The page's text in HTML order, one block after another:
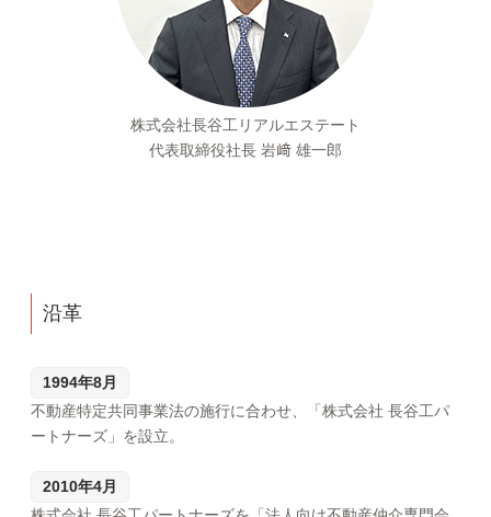
株式会社長谷工リアルエステート
代表取締役社長 岩﨑 雄一郎
沿革
1994年8月
不動産特定共同事業法の施行に合わせ、「株式会社 長谷工パ
ートナーズ」を設立。
2010年4月